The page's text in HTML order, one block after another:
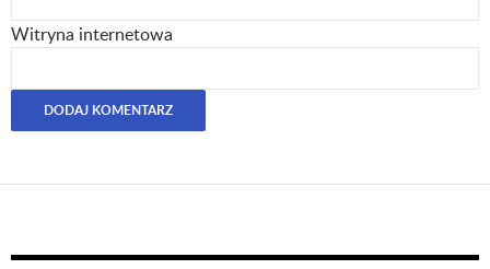
Witryna internetowa